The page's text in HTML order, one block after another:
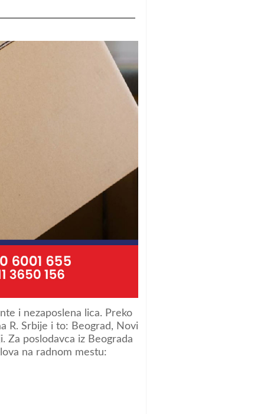
i nezaposlena lica. Preko
R. Srbije i to: Beograd, Novi
Za poslodavca iz Beograda
na radnom mestu: